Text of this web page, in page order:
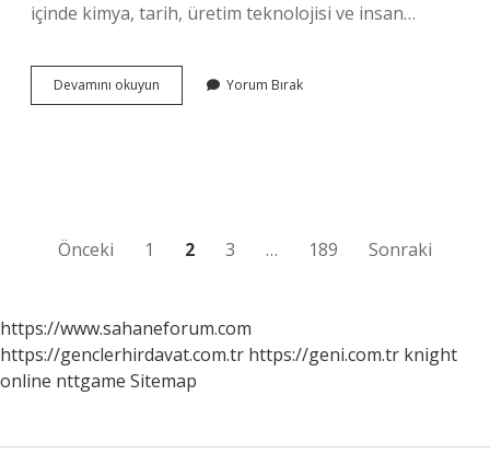
içinde kimya, tarih, üretim teknolojisi ve insan…
Devamını okuyun
rengine
Yorum Bırak
Yazı
Önceki 1 2 3 … 189 Sonraki
https://www.sahaneforum.com
https://genclerhirdavat.com.tr https://geni.com.tr knight
online nttgame Sitemap